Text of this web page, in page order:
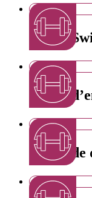
Laisse
Laisse
Laisse